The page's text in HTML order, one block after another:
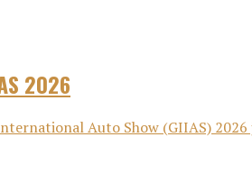
2026
Auto Show (GIIAS)